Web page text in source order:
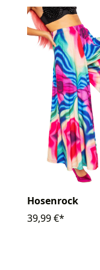
Hosenrock
39,99 €*